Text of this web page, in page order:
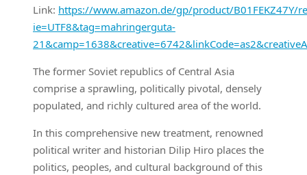
Link: https://www.amazon.de/gp/product/B01FEKZ47Y/
ie=UTF8&tag=mahringerguta-
The former Soviet republics of Central Asia
comprise a sprawling, politically pivotal, densely
populated, and richly cultured area of the world.
In this comprehensive new treatment, renowned
political writer and historian Dilip Hiro places the
politics, peoples, and cultural background of this